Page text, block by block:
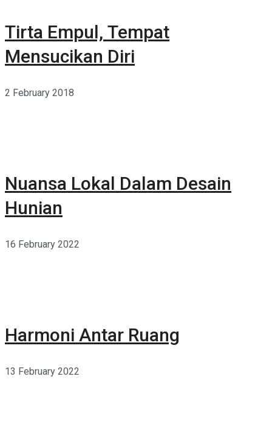
Tirta Empul, Tempat
Mensucikan Diri
2 February 2018
Nuansa Lokal Dalam Desain
Hunian
16 February 2022
Harmoni Antar Ruang
13 February 2022